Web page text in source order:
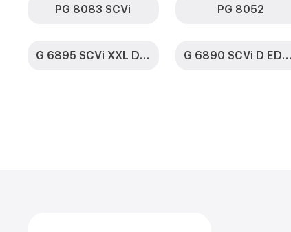
PG 8083 SCVi PG 8052
G 6895 SCVi XXL D ED230 2,0 k2o G 6890 SCVi D ED230 2,0 k2o